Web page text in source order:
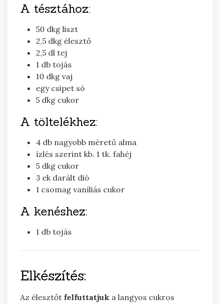
A tésztához:
50 dkg liszt
2,5 dkg élesztő
2,5 dl tej
1 db tojás
10 dkg vaj
egy csipet só
5 dkg cukor
A töltelékhez:
4 db nagyobb méretű alma
ízlés szerint kb. 1 tk. fahéj
5 dkg cukor
3 ek darált dió
1 csomag vaníliás cukor
A kenéshez:
1 db tojás
Elkészítés:
Az élesztőt felfuttatjuk a langyos cukros